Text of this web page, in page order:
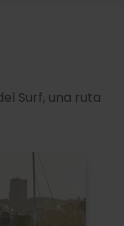
Surf, una ruta